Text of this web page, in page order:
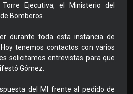
Ejecutiva, el Ministerio del
Bomberos.
durante toda esta instancia de
tenemos contactos con varios
solicitamos entrevistas para que
Gómez.
del MI frente al pedido de